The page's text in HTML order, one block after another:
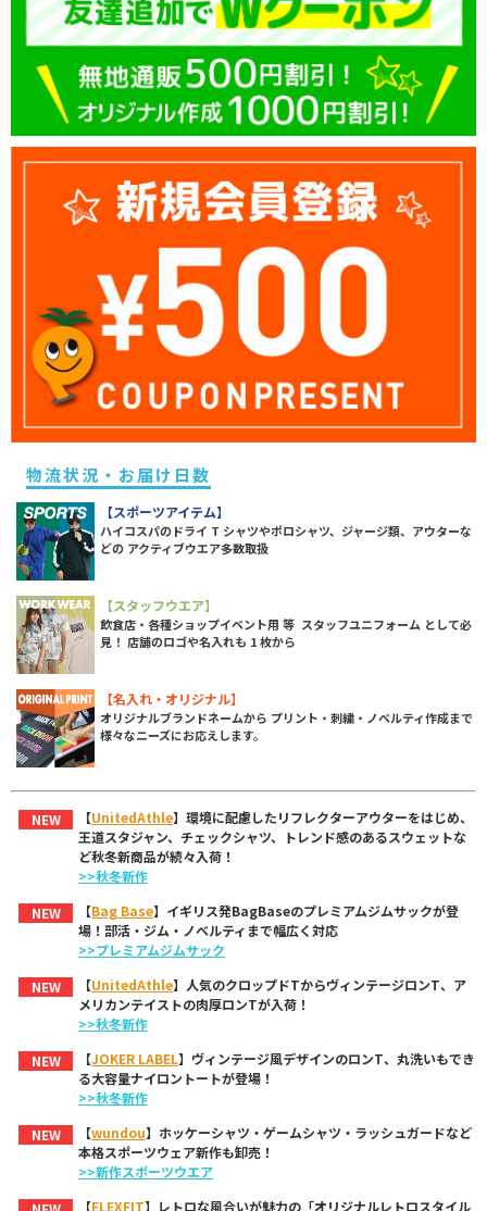
物流状況・お届け日数
【スポーツアイテム】
ハイコスパのドライ T シャツやポロシャツ、ジャージ類、アウターな
どの アクティブウエア多数取扱
【スタッフウエア】
飲食店・各種ショップイベント用 等 スタッフユニフォーム として必
見！ 店舗のロゴや名入れも 1 枚から
【名入れ・オリジナル】
オリジナルブランドネームから プリント・刺繍・ノベルティ作成まで
様々なニーズにお応えします。
NEW 【UnitedAthle】環境に配慮したリフレクターアウターをはじめ、
王道スタジャン、チェックシャツ、トレンド感のあるスウェットな
ど秋冬新商品が続々入荷！
>>秋冬新作
NEW
【Bag Base】イギリス発BagBaseのプレミアムジムサックが登
場！部活・ジム・ノベルティまで幅広く対応
>>プレミアムジムサック
NEW
【UnitedAthle】人気のクロップドTからヴィンテージロンT、ア
メリカンテイストの肉厚ロンTが入荷！
>>秋冬新作
NEW
【JOKER LABEL】ヴィンテージ風デザインのロンT、丸洗いもでき
る大容量ナイロントートが登場！
>>秋冬新作
NEW
【wundou】ホッケーシャツ・ゲームシャツ・ラッシュガードなど
本格スポーツウェア新作も卸売！
>>新作スポーツウエア
【FLEXFIT】レトロな風合いが魅力の「オリジナルレトロスタイル